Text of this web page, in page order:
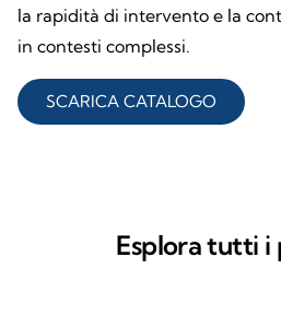
la rapidità di intervento e la
in contesti complessi.
SCARICA CATALOGO
Esplora tutti